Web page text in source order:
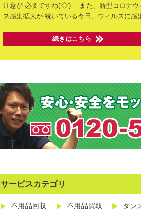
注意が 必要ですね('◇')ゞ
また、新型コロナウ
ス感染拡大が 続いている今日、ウィルスに感
続きはこちら
サービスカテゴリ
不用品回収 不用品買取 タン